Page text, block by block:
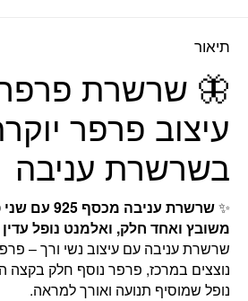
תיאור
🦋 שרשרת
עיצוב פרפר
בשרשרת עניבה
✨
שרשרת עניבה
משובץ ואחד חלק, ואלמנט נופל
שרשרת עניבה עם עיצוב נשי ורך –
נופל שמוסיף תנועה ואורך למראה.